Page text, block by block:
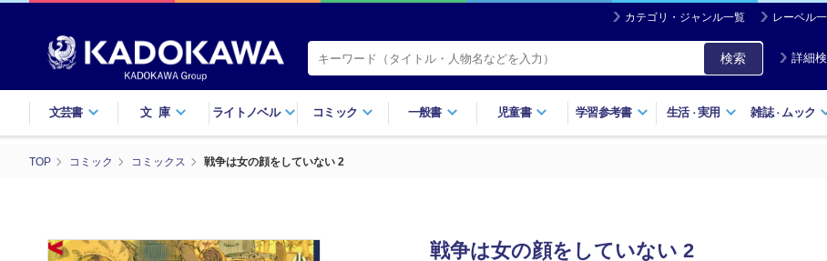
カテゴリ・ジャンル一覧 レーベル
検索 詳細
文芸書 文庫 ライトノベル コミック 一般書 児童書 学習参考書 生活・実用 雑誌・ ムック
TOP コミック コミックス 戦争は女の顔をしていない 2
戦争は女の顔をしていない 2